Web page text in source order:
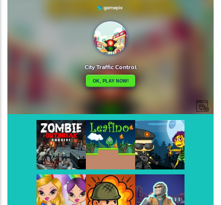
Super Bomberman